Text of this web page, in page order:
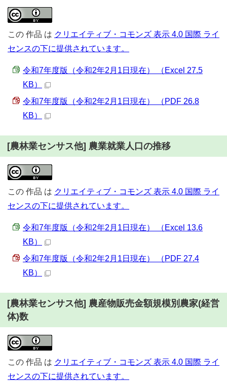
この 作品 は クリエイティブ・コモンズ 表示 4.0 国際 ライ
センスの下に提供されています。
令和7年度版（令和2年2月1日現在） （Excel 27.5
KB）
令和7年度版（令和2年2月1日現在） （PDF 26.8
KB）
[農林業センサス他] 農業就業人口の推移
この 作品 は クリエイティブ・コモンズ 表示 4.0 国際 ライ
センスの下に提供されています。
令和7年度版（令和2年2月1日現在） （Excel 13.6
KB）
令和7年度版（令和2年2月1日現在） （PDF 27.4
KB）
[農林業センサス他] 農産物販売金額規模別農家(経営
体)数
この 作品 は クリエイティブ・コモンズ 表示 4.0 国際 ライ
センスの下に提供されています。